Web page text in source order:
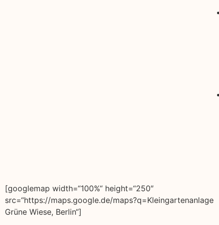
[googlemap width=“100%“ height=“250″
src=“https://maps.google.de/maps?q=Kleingartenanlage
Grüne Wiese, Berlin“]